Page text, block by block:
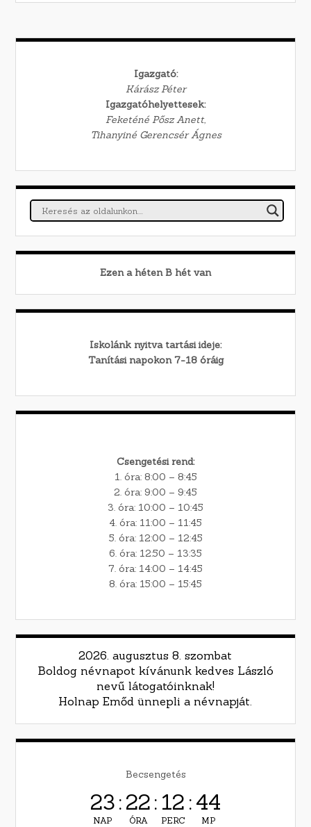
Igazgató:
Kárász Péter
Igazgatóhelyettesek:
Feketéné Pősz Anett,
Tihanyiné Gerencsér Ágnes
Ezen a héten B hét van
Iskolánk nyitva tartási ideje:
Tanítási napokon 7-18 óráig
Csengetési rend:
1. óra: 8:00 – 8:45
2. óra: 9:00 – 9:45
3. óra: 10:00 – 10:45
4. óra: 11:00 – 11:45
5. óra: 12:00 – 12:45
6. óra: 12:50 – 13:35
7. óra: 14:00 – 14:45
8. óra: 15:00 – 15:45
2026. augusztus 8. szombat
Boldog névnapot kívánunk kedves László
nevű látogatóinknak!
Holnap Emőd ünnepli a névnapját.
Becsengetés
23
NAP
:22
ÓRA
: 12
PERC
:43
MP